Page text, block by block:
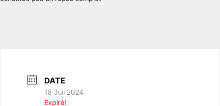
DATE
18 Juil 2024
Expiré!